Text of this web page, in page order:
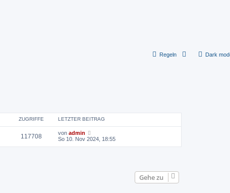
Dark
Regeln
ZUGRIFFE LETZTER BEITRAG
117708 von admin
So 10. Nov 2024, 18:55
Gehe zu